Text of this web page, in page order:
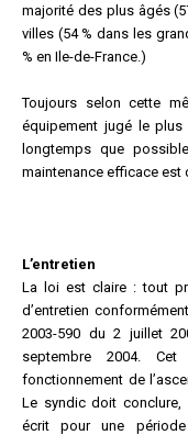
majorité des plus âgés
villes (54 % dans les
% en Ile-de-France.)
Toujours selon cette
équipement jugé le
longtemps que
maintenance efficace est
L’entretien
La loi est claire : tout
d’entretien
2003-590 du 2 juillet
septembre 2004.
fonctionnement de
Le syndic doit conclure,
écrit pour une